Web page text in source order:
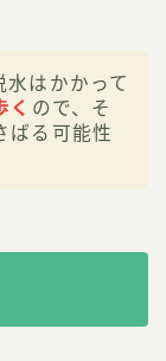
水はかかって
く ので、そ
ばる可能性